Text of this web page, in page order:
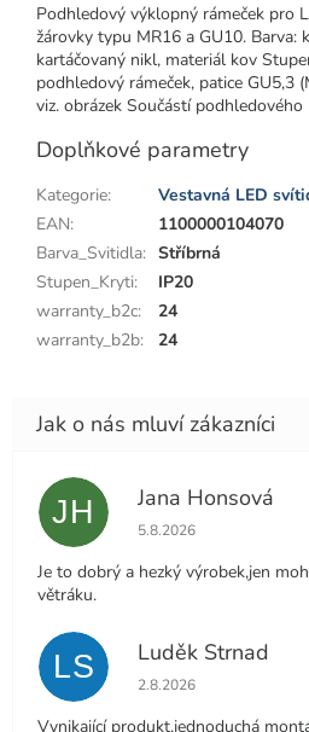
Podhledový výklopný rámeček pro
žárovky typu MR16 a GU10. Barva:
kartáčovaný nikl, materiál kov
podhledový rámeček, patice GU5,3
viz. obrázek Součástí podhledového
Doplňkové parametry
Kategorie:
Vestavná LED
EAN:
1100000104070
Barva_Svitidla: Stříbrná
Stupen_Kryti:
IP20
warranty_b2c:
24
warranty_b2b: 24
JH Jana Honsová
Hodnocení obchodu je
5.8.2026
Je to dobrý a hezký výrobek,jen
větráku.
LS Luděk Strnad
Hodnocení obchodu je
2.8.2026
Vynikající produkt,jednoduchá